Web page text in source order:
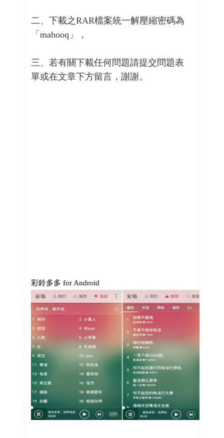
二、下載之RAR檔案統一解壓縮密碼為
「mahooq」，
三、若有關下載任何問題請提交問題表
單或在文章下方留言，謝謝。
彩鈴多多 for Android